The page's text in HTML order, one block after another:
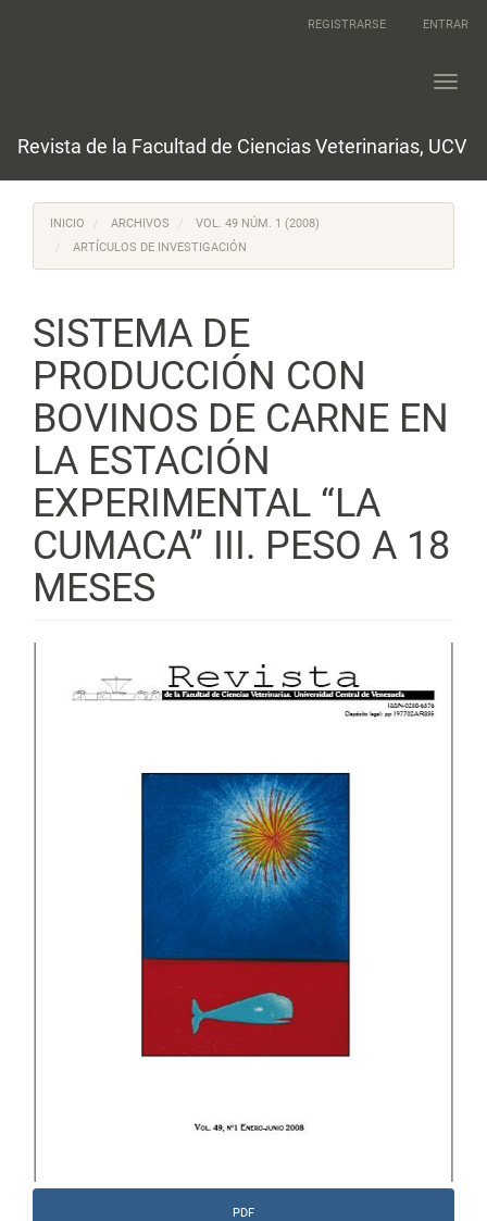
REGISTRARSE ENTRAR
Revista de la Facultad de Ciencias Veterinarias, UCV
INICIO ARCHIVOS
VOL. 49 NÚM. 1 (2008)
ARTÍCULOS DE INVESTIGACIÓN
SISTEMA DE
PRODUCCIÓN CON
BOVINOS DE CARNE EN
LA ESTACIÓN
EXPERIMENTAL “LA
CUMACA” III. PESO A 18
MESES
lateral
PDF